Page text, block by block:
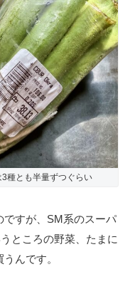
種とも半量ずつぐらい
ですが、SM系のスーパ
ところの野菜、たまに
んです。